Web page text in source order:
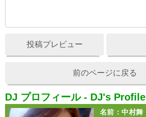
投稿プレビュー
前のページに戻る
DJ プロフィール - DJ's Profile
名前 ：中村舞